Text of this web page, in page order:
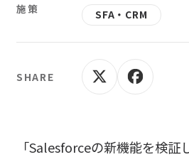
「Salesforceの新機能を検証
施策 SFA・CRM
SHARE